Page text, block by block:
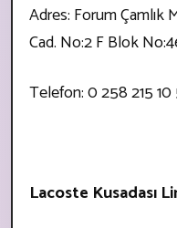
Adres: Forum Çamlık
Cad. No:2 F Blok
Telefon: 0 258 215
Lacoste Kusadası